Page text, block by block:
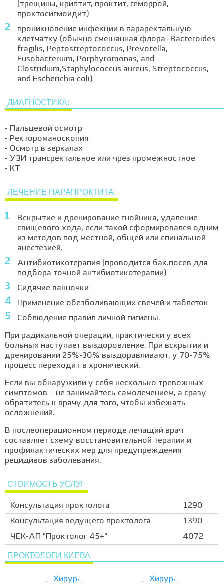
(трещины, криптит, проктит, геморрой,
проктосигмоидит)
проникновение инфекции в параректальную
клетчатку (обычно смешанная флора -Bacteroides
fragilis, Peptostreptococcus, Prevotella,
Fusobacterium, Porphyromonas, and
Clostridium,Staphylococcus aureus, Streptococcus,
and Escherichia coli)
ДИАГНОСТИКА:
- Пальцевой осмотр
- Ректороманоскопия
- Осмотр в зеркалах
- УЗИ трансректальное или чрез промежностное
- КТ
ЛЕЧЕНИЕ ПАРАПРОКТИТА:
Вскрытие и дренирование гнойника, удаление
свищевого хода, если такой сформировался одним
из методов под местной, общей или спинальной
анестезией.
Антибиотикотерапия (проводится бак.посев для
подбора точной антибиотикотерапии)
Сидячие ванночки
Применение обезболивающих свечей и таблеток
Соблюдение правил личной гигиены.
При радикальной операции, практически у всех
больных наступает выздоровление. При вскрытии и
дренировании 25%-30% выздоравливают, у 70-75%
процесс переходит в хронический.
Если вы обнаружили у себя несколько тревожных
симптомов – не занимайтесь самолечением, а сразу
обратитесь к врачу для того, чтобы избежать
осложнений.
В послеоперационном периоде лечащий врач
составляет схему восстановительной терапии и
профилактических мер для предупреждения
рецидивов заболевания.
СТОИМОСТЬ УСЛУГ
Консультация проктолога
1290
Консультация ведущего проктолога
1390
ЧЕК-АП "Проктолог 45+"
4072
ПРОКТОЛОГИ КИЕВА